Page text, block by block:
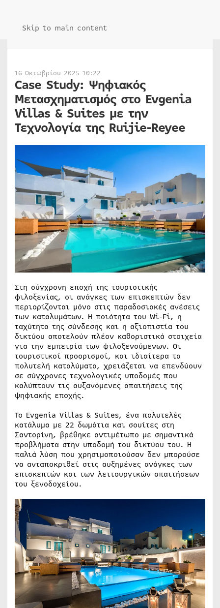
Skip to main content
16 Οκτωβρίου 2025 10:22
Case Study: Ψηφιακός
Μετασχηματισμός στο Evgenia
Villas & Suites με την
Τεχνολογία της Ruijie-Reyee
Στη σύγχρονη εποχή της τουριστικής
φιλοξενίας, οι ανάγκες των επισκεπτών δεν
περιορίζονται μόνο στις παραδοσιακές ανέσεις
των καταλυμάτων. Η ποιότητα του Wi-Fi, η
ταχύτητα της σύνδεσης και η αξιοπιστία του
δικτύου αποτελούν πλέον καθοριστικά στοιχεία
για την εμπειρία των φιλοξενούμενων. Οι
τουριστικοί προορισμοί, και ιδιαίτερα τα
πολυτελή καταλύματα, χρειάζεται να επενδύουν
σε σύγχρονες τεχνολογικές υποδομές που
καλύπτουν τις αυξανόμενες απαιτήσεις της
ψηφιακής εποχής.
Το Evgenia Villas & Suites, ένα πολυτελές
κατάλυμα με 22 δωμάτια και σουίτες στη
Σαντορίνη, βρέθηκε αντιμέτωπο με σημαντικά
προβλήματα στην υποδομή του δικτύου του. Η
παλιά λύση που χρησιμοποιούσαν δεν μπορούσε
να ανταποκριθεί στις αυξημένες ανάγκες των
επισκεπτών και των λειτουργικών απαιτήσεων
του ξενοδοχείου.